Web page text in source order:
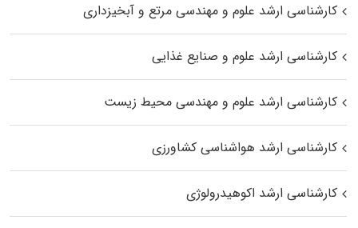
کارشناسی ارشد علوم و مهندسی مرتع و آبخیزداری
کارشناسی ارشد علوم و صنایع غذایی
کارشناسی ارشد علوم و مهندسی محیط زیست
کارشناسی ارشد هواشناسی کشاورزی
کارشناسی ارشد اکوهیدرولوژی